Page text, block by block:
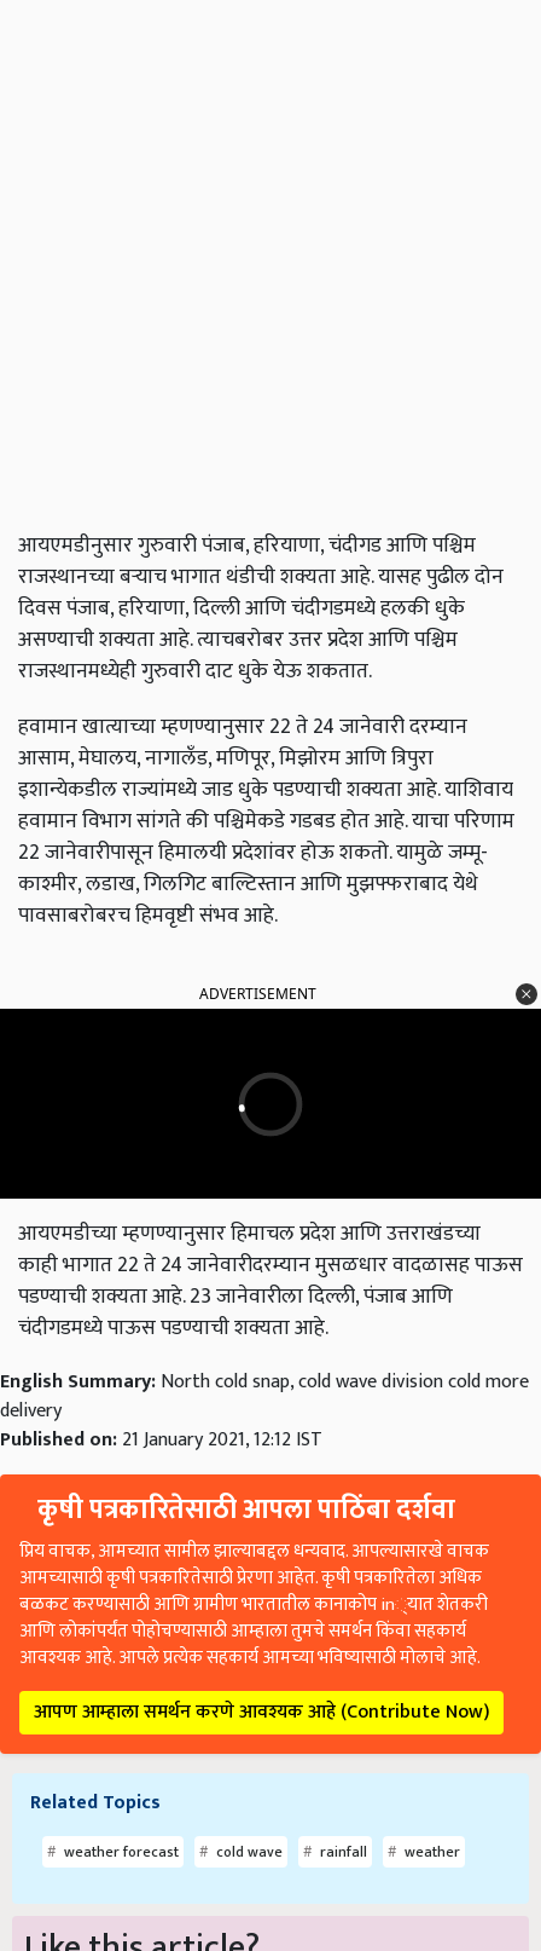
आयएमडीनुसार गुरुवारी पंजाब, हरियाणा, चंदीगड आणि पश्चिम
राजस्थानच्या बर्‍याच भागात थंडीची शक्यता आहे. यासह पुढील दोन
दिवस पंजाब, हरियाणा, दिल्ली आणि चंदीगडमध्ये हलकी धुके
असण्याची शक्यता आहे. त्याचबरोबर उत्तर प्रदेश आणि पश्चिम
राजस्थानमध्येही गुरुवारी दाट धुके येऊ शकतात.
हवामान खात्याच्या म्हणण्यानुसार 22 ते 24 जानेवारी दरम्यान
आसाम, मेघालय, नागालँड, मणिपूर, मिझोरम आणि त्रिपुरा
इशान्येकडील राज्यांमध्ये जाड धुके पडण्याची शक्यता आहे. याशिवाय
हवामान विभाग सांगते की पश्चिमेकडे गडबड होत आहे. याचा परिणाम
22 जानेवारीपासून हिमालयी प्रदेशांवर होऊ शकतो. यामुळे जम्मू-
काश्मीर, लडाख, गिलगिट बाल्टिस्तान आणि मुझफ्फराबाद येथे
पावसाबरोबरच हिमवृष्टी संभव आहे.
आयएमडीच्या म्हणण्यानुसार हिमाचल प्रदेश आणि उत्तराखंडच्या
काही भागात 22 ते 24 जानेवारीदरम्यान मुसळधार वादळासह पाऊस
पडण्याची शक्यता आहे. 23 जानेवारीला दिल्ली, पंजाब आणि
चंदीगडमध्ये पाऊस पडण्याची शक्यता आहे.
delivery
Published on:
कृषी पत्रकारितेसाठी आपला पाठिंबा दर्शवा
प्रिय वाचक, आमच्यात सामील झाल्याबद्दल धन्यवाद. आपल्यासारखे वाचक
आमच्यासाठी कृषी पत्रकारितेसाठी प्रेरणा आहेत. कृषी पत्रकारितेला अधिक
बळकट करण्यासाठी आणि ग्रामीण भारतातील कानाकोप in्यात शेतकरी
आणि लोकांपर्यंत पोहोचण्यासाठी आम्हाला तुमचे समर्थन किंवा सहकार्य
आवश्यक आहे. आपले प्रत्येक सहकार्य आमच्या भविष्यासाठी मोलाचे आहे.
आपण आम्हाला समर्थन करणे आवश्यक आहे (Contribute Now)
Like this article?